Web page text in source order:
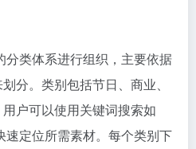
分类体系进行组织，主要依据
分。类别包括节日、商业、
户可以使用关键词搜索如
速定位所需素材。每个类别下